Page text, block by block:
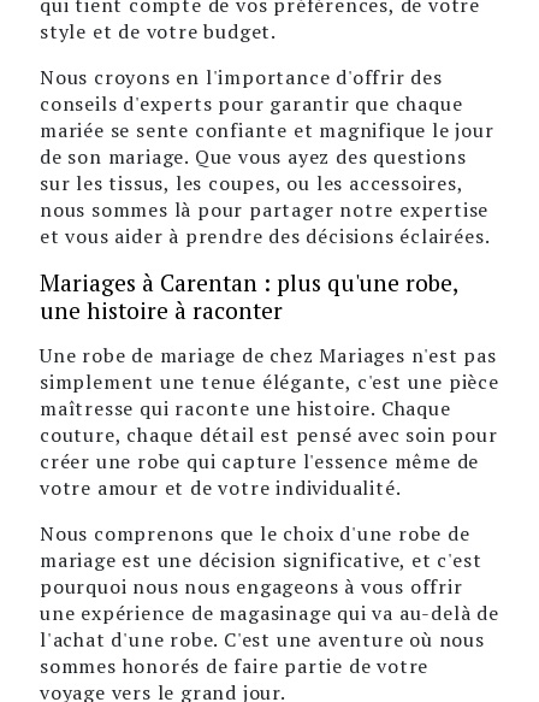
style et de votre budget.
Nous croyons en l'importance d'offrir des
conseils d'experts pour garantir que chaque
mariée se sente confiante et magnifique le jour
de son mariage. Que vous ayez des questions
sur les tissus, les coupes, ou les accessoires,
nous sommes là pour partager notre expertise
et vous aider à prendre des décisions éclairées.
Mariages à Carentan : plus qu'une robe,
une histoire à raconter
Une robe de mariage de chez Mariages n'est pas
simplement une tenue élégante, c'est une pièce
maîtresse qui raconte une histoire. Chaque
couture, chaque détail est pensé avec soin pour
créer une robe qui capture l'essence même de
votre amour et de votre individualité.
Nous comprenons que le choix d'une robe de
mariage est une décision significative, et c'est
pourquoi nous nous engageons à vous offrir
une expérience de magasinage qui va au-delà de
l'achat d'une robe. C'est une aventure où nous
sommes honorés de faire partie de votre
voyage vers le grand jour.